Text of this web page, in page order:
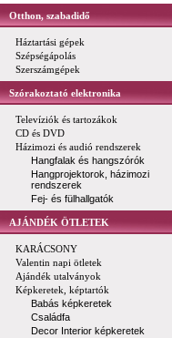
Otthon, szabadidő
Háztartási gépek
Szépségápolás
Szerszámgépek
Szórakoztató elektronika
Televíziók és tartozákok
CD és DVD
Házimozi és audió rendszerek
Hangfalak és hangszórók
Hangprojektorok, házimozi
rendszerek
Fej- és fülhallgatók
AJÁNDÉK ÖTLETEK
KARÁCSONY
Valentin napi ötletek
Ajándék utalványok
Képkeretek, képtartók
Babás képkeretek
Családfa
Decor Interior képkeretek